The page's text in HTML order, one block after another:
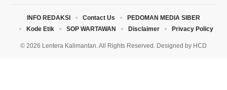
© 2026 Lentera Kalimantan. All Rights Reserved. Designed by HCD
INFO REDAKSI Contact Us
PEDOMAN MEDIA SIBER
Kode Etik
SOP WARTAWAN Disclaimer Privacy Policy